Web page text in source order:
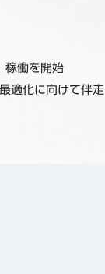
稼働を開始
適化に向けて伴走